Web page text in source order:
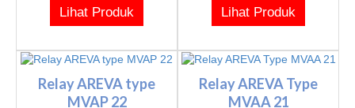
Lihat Produk Lihat Produk
Relay AREVA type
MVAP 22
Relay AREVA Type
MVAA 21